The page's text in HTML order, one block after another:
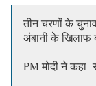
तीन चरणों के
अंबानी के खिलाफ
PM मोदी ने कहा-